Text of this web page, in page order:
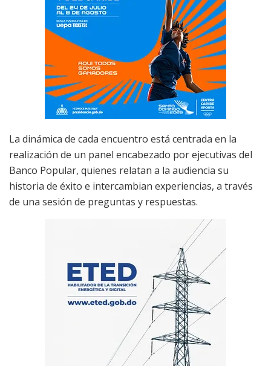
La dinámica de cada encuentro está centrada en la
realización de un panel encabezado por ejecutivas del
Banco Popular, quienes relatan a la audiencia su
historia de éxito e intercambian experiencias, a través
de una sesión de preguntas y respuestas.